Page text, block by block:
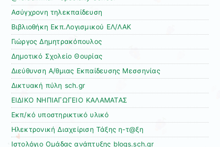
Ασύγχρονη τηλεκπαίδευση
Βιβλιοθήκη Εκπ.Λογισμικού ΕΛ/ΛΑΚ
Γιώργος Δημητρακόπουλος
Δημοτικό Σχολείο Θουρίας
Διεύθυνση Α/θμιας Εκπαίδευσης Μεσσηνίας
Δικτυακή πύλη sch.gr
ΕΙΔΙΚΟ ΝΗΠΙΑΓΩΓΕΙΟ ΚΑΛΑΜΑΤΑΣ
Εκπ/κό υποστηρικτικό υλικό
Ηλεκτρονική Διαχείριση Τάξης η-τ@ξη
Ιστολόγιο Ομάδας ανάπτυξης blogs.sch.gr